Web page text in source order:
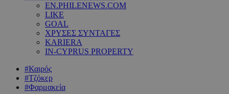
EN.PHILENEWS.COM
LIKE
GOAL
ΧΡΥΣΕΣ ΣΥΝΤΑΓΕΣ
KARIERA
IN-CYPRUS PROPERTY
#Καιρός
#Τζόκερ
#Φαρμακεία